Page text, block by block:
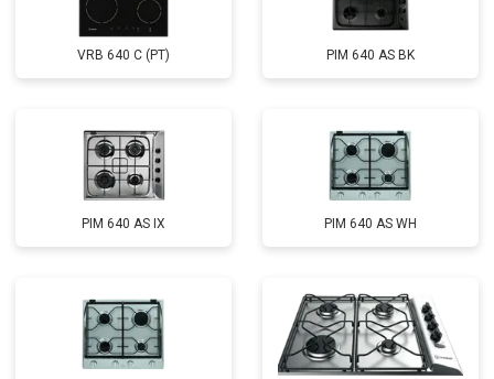
VRB 640 C (PT) PIM 640 AS BK
PIM 640 AS IX PIM 640 AS WH